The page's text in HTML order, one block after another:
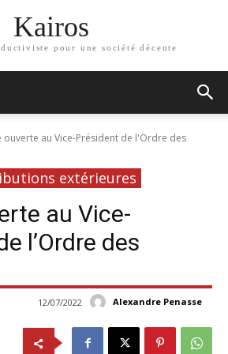
Kairos
pour une société décente
ouverte au Vice-Président de l'Ordre des
extérieures
au Vice-
l’Ordre des
Alexandre Penasse
12/07/2022